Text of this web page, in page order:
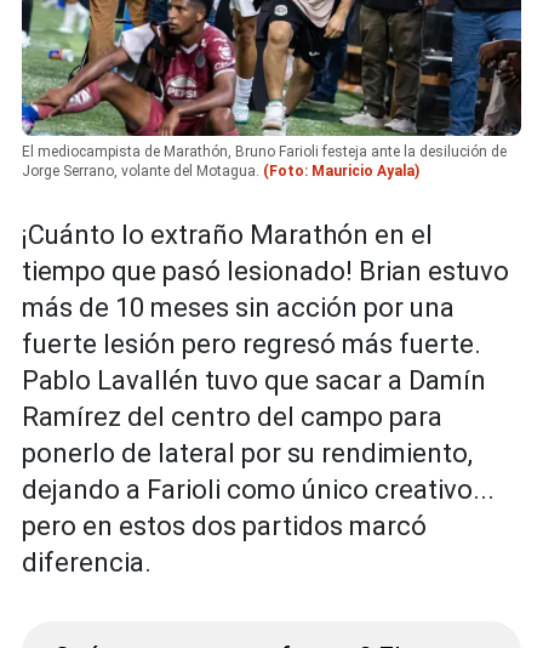
El mediocampista de Marathón, Bruno Farioli festeja ante la desilución de
Jorge Serrano, volante del Motagua. (Foto: Mauricio Ayala)
¡Cuánto lo extraño Marathón en el
tiempo que pasó lesionado! Brian estuvo
más de 10 meses sin acción por una
fuerte lesión pero regresó más fuerte.
Pablo Lavallén tuvo que sacar a Damín
Ramírez del centro del campo para
ponerlo de lateral por su rendimiento,
dejando a Farioli como único creativo...
pero en estos dos partidos marcó
diferencia.